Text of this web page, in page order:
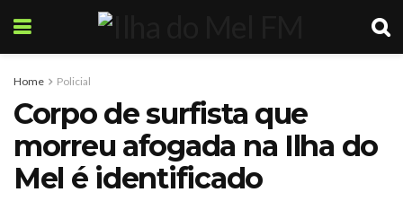
Home Policial
Corpo de surfista que
morreu afogada na Ilha do
Mel é identificado